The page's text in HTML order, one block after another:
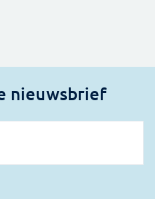
nieuwsbrief